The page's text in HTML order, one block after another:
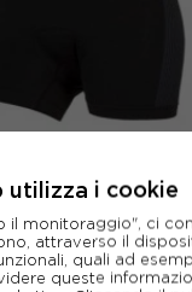
ENDURA
MTB ENGINEERED
NERO DONNA
ACQUISTA
utilizza i cookie
il monitoraggio", ci
attraverso il
quali ad
queste